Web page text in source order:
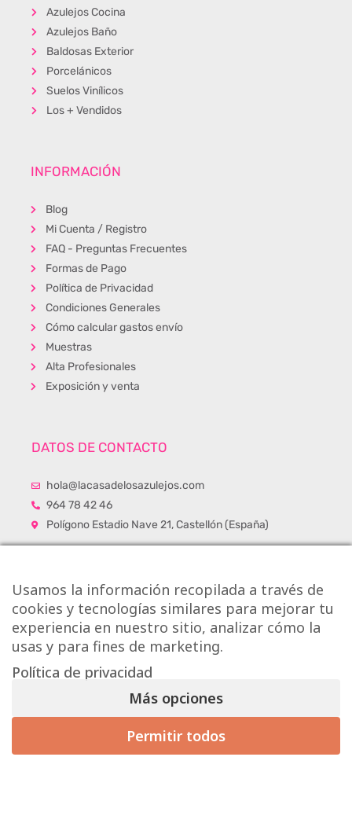
Azulejos Cocina
Azulejos Baño
Baldosas Exterior
Porcelánicos
Suelos Vinílicos
Los + Vendidos
INFORMACIÓN
Blog
Mi Cuenta / Registro
FAQ - Preguntas Frecuentes
Formas de Pago
Política de Privacidad
Condiciones Generales
Cómo calcular gastos envío
Muestras
Alta Profesionales
Exposición y venta
DATOS DE CONTACTO
hola@lacasadelosazulejos.com
964 78 42 46
Polígono Estadio Nave 21, Castellón (España)
Copyright © Onlytiles S.L.
Usamos la información recopilada a través de
cookies y tecnologías similares para mejorar tu
experiencia en nuestro sitio, analizar cómo la
usas y para fines de marketing.
Política de privacidad
Más opciones
Permitir todos